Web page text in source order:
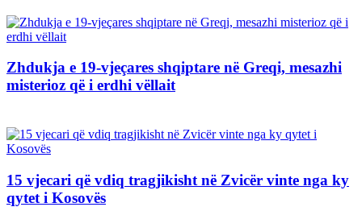
Zhdukja e 19-vjeçares shqiptare në Greqi, mesazhi
misterioz që i erdhi vëllait
15 vjecari që vdiq tragjikisht në Zvicër vinte nga ky
qytet i Kosovës